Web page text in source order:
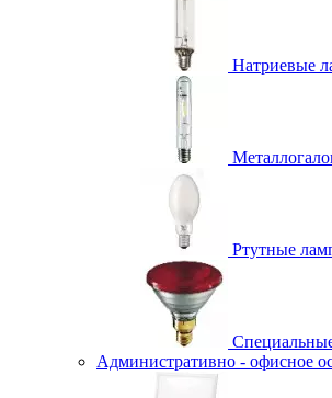
Натриевые
Ртутные
Административно - офисное